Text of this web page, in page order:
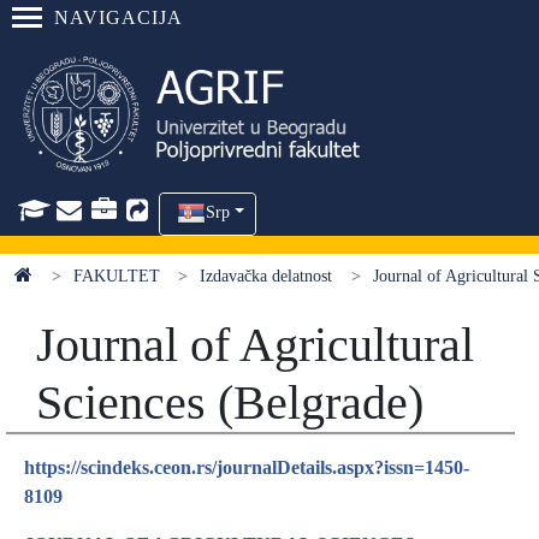
NAVIGACIJA
Srp
FAKULTET Izdavačka delatnost Journal of Agricultural
Journal of Agricultural
Sciences (Belgrade)
https://scindeks.ceon.rs/journalDetails.aspx?issn=1450-
8109